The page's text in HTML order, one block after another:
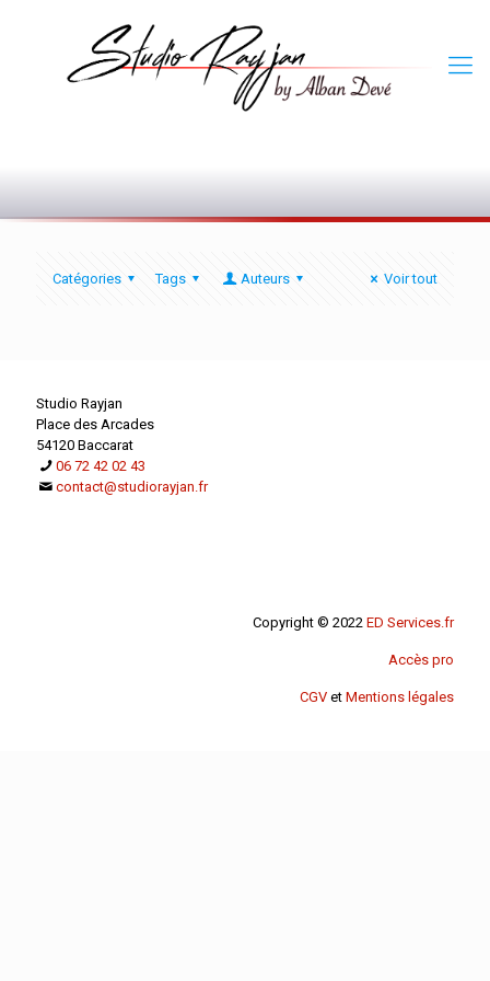
Catégories Tags Auteurs Voir tout
Studio Rayjan
Place des Arcades
54120 Baccarat
06 72 42 02 43
contact@studiorayjan.fr
Copyright © 2022 ED Services.fr
Accès pro
CGV et Mentions légales